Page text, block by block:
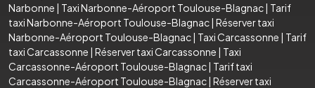
Narbonne | Taxi Narbonne-Aéroport Toulouse-Blagnac| Tarif
taxi Narbonne-Aéroport Toulouse-Blagnac| Réserver taxi
Narbonne-Aéroport Toulouse-Blagnac| Taxi Carcassonne | Tarif
taxi Carcassonne | Réserver taxi Carcassonne | Taxi
Carcassonne-Aéroport Toulouse-Blagnac| Tarif taxi
Carcassonne-Aéroport Toulouse-Blagnac| Réserver taxi